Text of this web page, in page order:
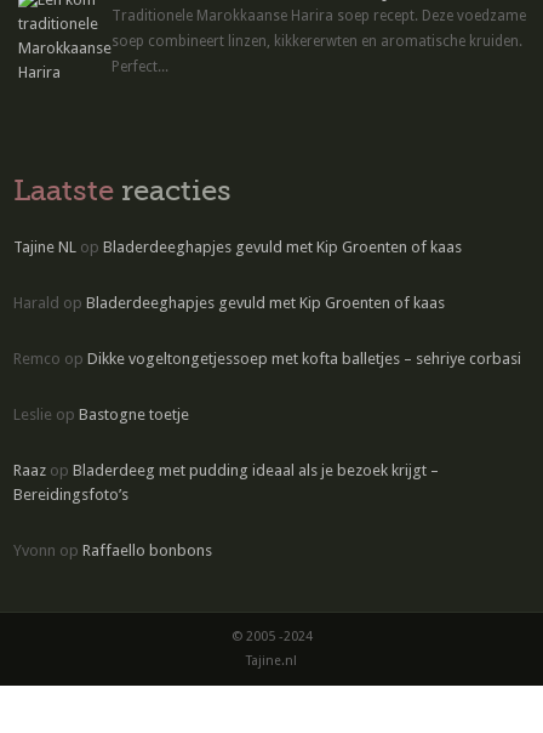
Traditionele Marokkaanse Harira soep recept. Deze voedzame
soep combineert linzen, kikkererwten en aromatische kruiden.
Perfect...
Laatste reacties
Tajine NL opBladerdeeghapjes gevuld met Kip Groenten of kaas
Harald opBladerdeeghapjes gevuld met Kip Groenten of kaas
Remco opDikke vogeltongetjessoep met kofta balletjes – sehriye corbasi
Leslie opBastogne toetje
Raaz opBladerdeeg met pudding ideaal als je bezoek krijgt –
Bereidingsfoto’s
Yvonn opRaffaello bonbons
© 2005 -2024
Tajine.nl